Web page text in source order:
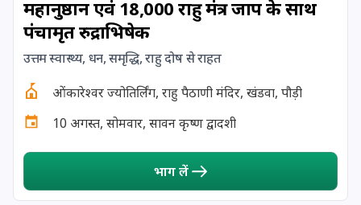
17 August, 2026
17 August, 2026
18 August, 2026
महानुष्ठान एवं 18,000 राहु मंत्र जाप के साथ
पंचामृत रुद्राभिषेक
उत्तम स्वास्थ्य, धन, समृद्धि, राहु दोष से राहत
ओंकारेश्वर ज्योतिर्लिंग, राहु पैठाणी मंदिर, खंडवा, पौड़ी
10 अगस्त, सोमवार, सावन कृष्ण द्वादशी
भाग लें